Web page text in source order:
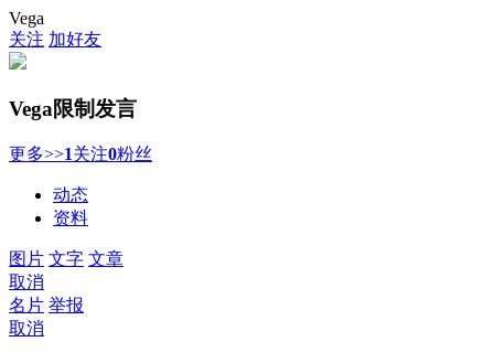
Vega
关注 加好友
Vega限制发言
更多>>1关注0粉丝
动态
资料
图片 文字 文章
取消
名片 举报
取消